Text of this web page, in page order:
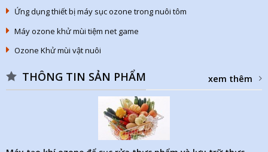
Ứng dụng thiết bị máy sục ozone trong nuôi tôm
Máy ozone khử mùi tiệm net game
Ozone Khử mùi vật nuôi
THÔNG TIN SẢN PHẨM xem thêm